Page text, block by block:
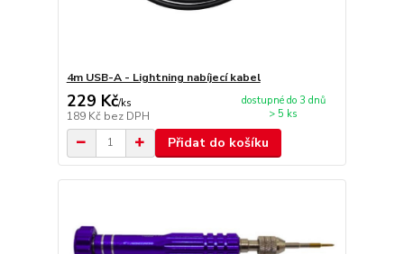
4m USB-A - Lightning nabíjecí kabel
229 Kč/ks
189 Kč bez DPH
dostupné do 3 dnů
> 5 ks
Přidat do košíku